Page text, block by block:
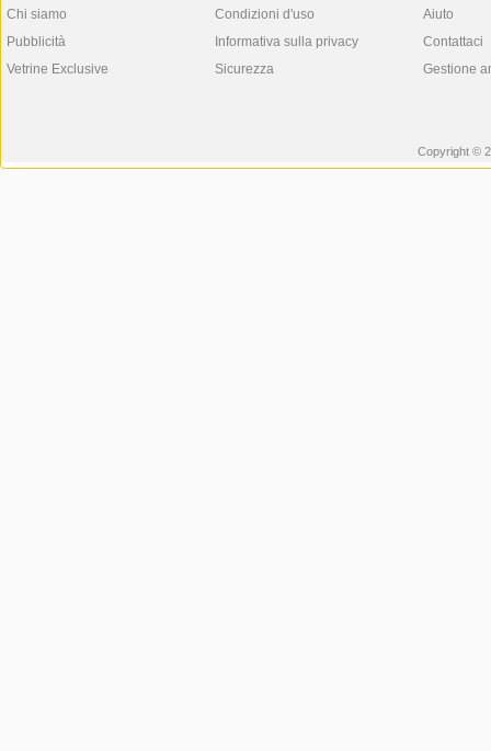
Chi siamo
Pubblicità
Vetrine Exclusive
Condizioni d'uso
Informativa sulla privacy
Sicurezza
Aiuto
Contattaci
Gestione
Copyright ©